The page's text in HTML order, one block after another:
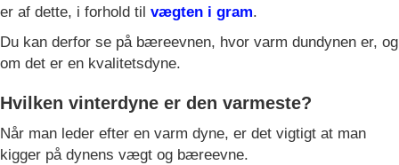
er af dette, i forhold til vægten i gram.
Du kan derfor se på bæreevnen, hvor varm dundynen er, og
om det er en kvalitetsdyne.
Hvilken vinterdyne er den varmeste?
Når man leder efter en varm dyne, er det vigtigt at man
kigger på dynens vægt og bæreevne.